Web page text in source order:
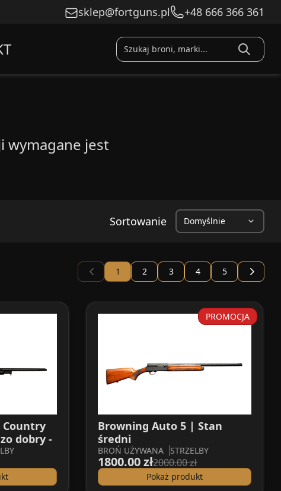
sklep@fortguns.pl +48 666 366 361
wymagane jest
Sortowanie
1 2 3 4 5
Country
dobry -
PROMOCJA
Browning Auto 5 | Stan
średni
BROŃ UŻYWANA STRZELBY
1800.00 zł2000.00 zł
Pokaż produkt